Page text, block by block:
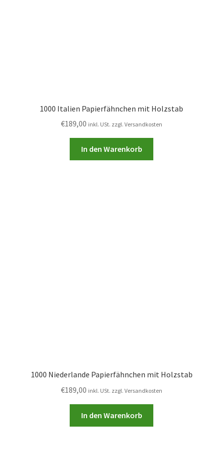
1000 Italien Papierfähnchen mit Holzstab
€189,00 inkl. USt. zzgl. Versandkosten
In den Warenkorb
1000 Niederlande Papierfähnchen mit Holzstab
€189,00 inkl. USt. zzgl. Versandkosten
In den Warenkorb